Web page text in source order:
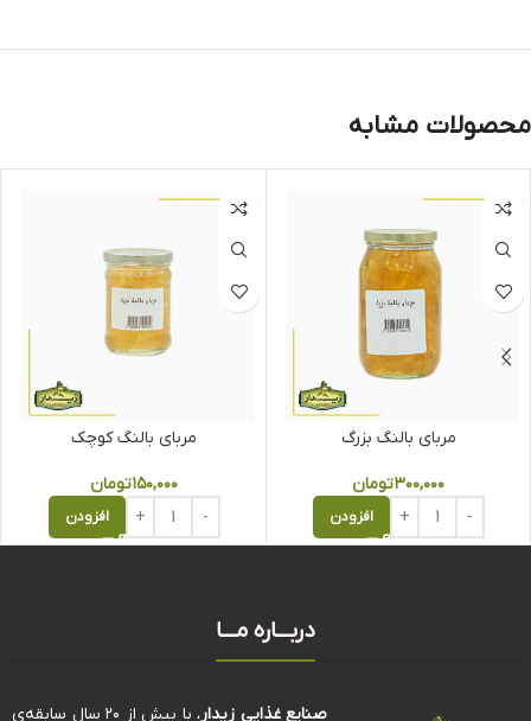
محصولات مشابه
مربای بالنگ بزرگ
۳۰۰,۰۰۰تومان
افزودن
مربای بالنگ کوچک
۱۵۰,۰۰۰تومان
افزودن
دربـــاره مـــا
صنایع غذایی زیدار
، با بیش از ۲۰ سال سابقه‌ی